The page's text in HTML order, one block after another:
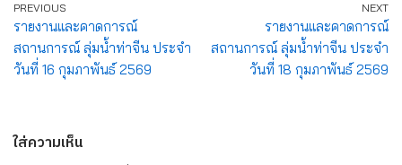
PREVIOUS
รายงานและคาดการณ์
สถานการณ์ ลุ่มน้ำท่าจีน ประจำ
วันที่ 16 กุมภาพันธ์ 2569
NEXT
รายงานและคาดการณ์
สถานการณ์ ลุ่มน้ำท่าจีน ประจำ
วันที่ 18 กุมภาพันธ์ 2569
ใส่ความเห็น